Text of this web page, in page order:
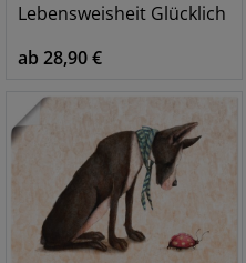
Lebensweisheit Glücklich
ab 28,90 €